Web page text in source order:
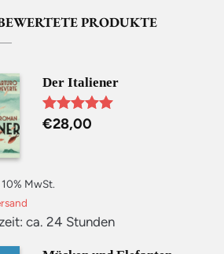
PRODUKTE
Der Italiener
Bewertet mit
€28,00
MwSt.
ca. 24 Stunden